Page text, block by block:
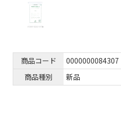
商品コード
0000000084307
商品種別
新品